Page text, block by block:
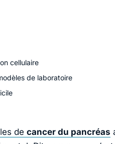
cellulaire
de laboratoire
de cancer du pancréas